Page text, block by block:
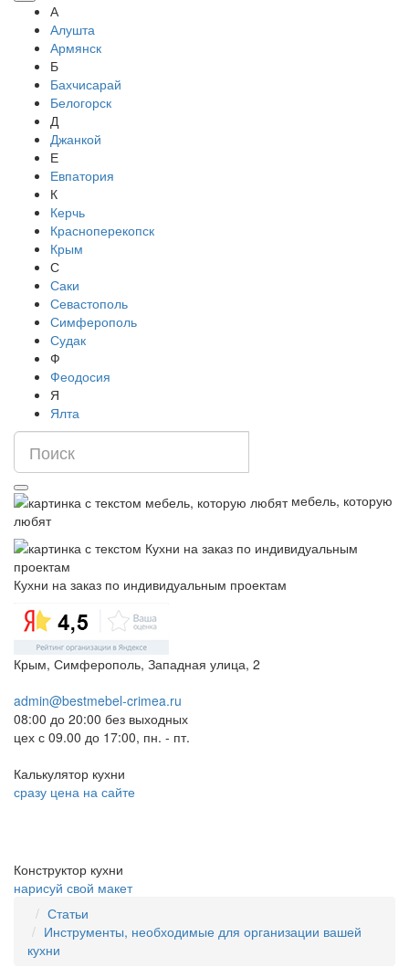
А
Алушта
Армянск
Б
Бахчисарай
Белогорск
Д
Джанкой
Е
Евпатория
К
Керчь
Красноперекопск
Крым
С
Саки
Севастополь
Симферополь
Судак
Ф
Феодосия
Я
Ялта
мебель, которую
любят
Кухни на заказ по индивидуальным проектам
Крым, Симферополь, Западная улица, 2
admin@bestmebel-crimea.ru
08:00 до 20:00 без выходных
цех с 09.00 до 17:00, пн. - пт.
Калькулятор кухни
сразу цена на сайте
Конструктор кухни
нарисуй свой макет
Статьи
Инструменты, необходимые для организации вашей
кухни